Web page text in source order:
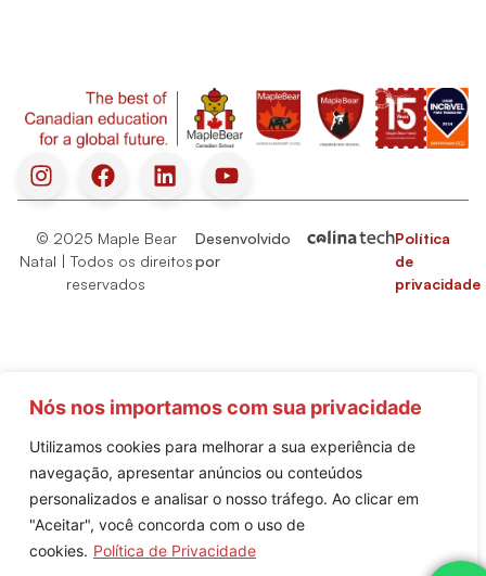
Nós nos importamos com sua privacidade
Utilizamos cookies para melhorar a sua experiência de
navegação, apresentar anúncios ou conteúdos
personalizados e analisar o nosso tráfego. Ao clicar em
"Aceitar", você concorda com o uso de
cookies. Política de Privacidade
© 2025 Maple Bear
Natal | Todos os direitos
reservados
Desenvolvido
por
Política
de
privacidade